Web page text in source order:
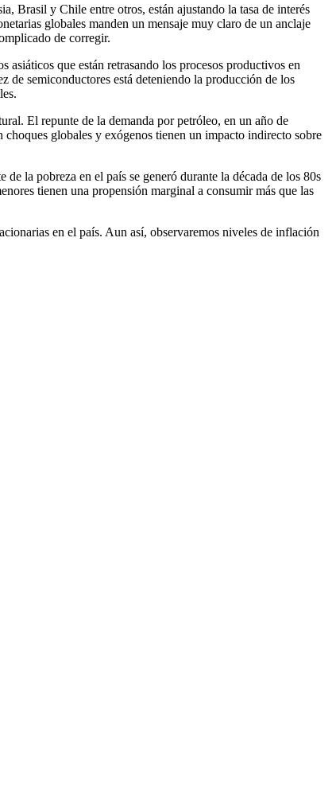
Brasil y Chile entre otros, están ajustando la tasa de interés
globales manden un mensaje muy claro de un anclaje
de corregir.
que están retrasando los procesos productivos en
de semiconductores está deteniendo la producción de los
El repunte de la demanda por petróleo, en un año de
globales y exógenos tienen un impacto indirecto sobre
la pobreza en el país se generó durante la década de los 80s
tienen una propensión marginal a consumir más que las
en el país. Aun así, observaremos niveles de inflación